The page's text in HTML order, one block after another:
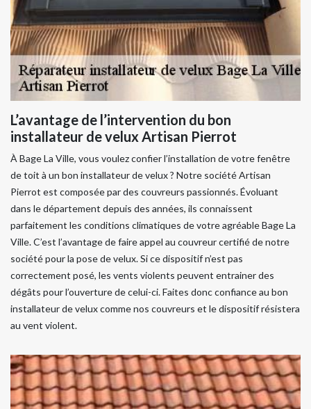
L’avantage de l’intervention du bon
installateur de velux Artisan Pierrot
À Bage La Ville, vous voulez confier l’installation de votre fenêtre
de toit à un bon installateur de velux ? Notre société Artisan
Pierrot est composée par des couvreurs passionnés. Évoluant
dans le département depuis des années, ils connaissent
parfaitement les conditions climatiques de votre agréable Bage La
Ville. C’est l’avantage de faire appel au couvreur certifié de notre
société pour la pose de velux. Si ce dispositif n’est pas
correctement posé, les vents violents peuvent entrainer des
dégâts pour l’ouverture de celui-ci. Faites donc confiance au bon
installateur de velux comme nos couvreurs et le dispositif résistera
au vent violent.